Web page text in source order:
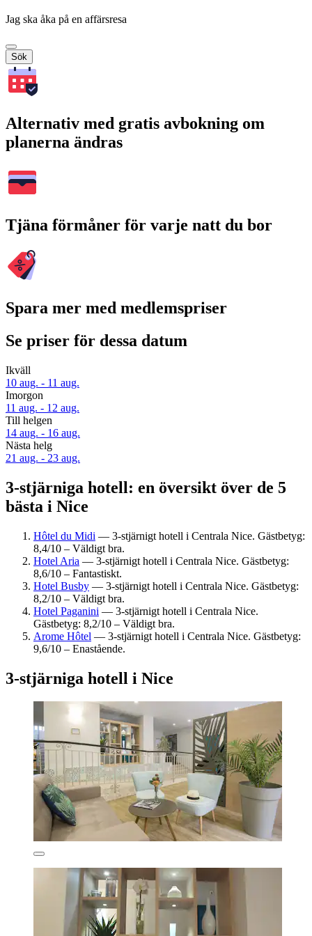
Jag ska åka på en affärsresa
Sök
Alternativ med gratis avbokning om
planerna ändras
Tjäna förmåner för varje natt du bor
Spara mer med medlemspriser
Se priser för dessa datum
Ikväll
10 aug. - 11 aug.
Imorgon
11 aug. - 12 aug.
Till helgen
14 aug. - 16 aug.
Nästa helg
21 aug. - 23 aug.
3-stjärniga hotell: en översikt över de 5
bästa i Nice
Hôtel du Midi — 3-stjärnigt hotell i Centrala Nice. Gästbetyg:
8,4/10 – Väldigt bra.
Hotel Aria — 3-stjärnigt hotell i Centrala Nice. Gästbetyg:
8,6/10 – Fantastiskt.
Hotel Busby — 3-stjärnigt hotell i Centrala Nice. Gästbetyg:
8,2/10 – Väldigt bra.
Hotel Paganini — 3-stjärnigt hotell i Centrala Nice.
Gästbetyg: 8,2/10 – Väldigt bra.
Arome Hôtel — 3-stjärnigt hotell i Centrala Nice. Gästbetyg:
9,6/10 – Enastående.
3-stjärniga hotell i Nice